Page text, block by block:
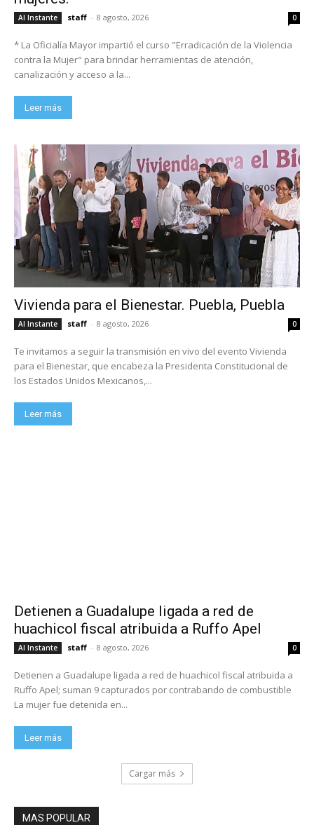
Al Instante staff - 8 agosto, 2026 0
* La Oficialía Mayor impartió el curso "Erradicación de la Violencia
contra la Mujer" para brindar herramientas de atención,
canalización y acceso a la...
Leer más
Vivienda para el Bienestar. Puebla, Puebla
Al Instante staff - 8 agosto, 2026 0
Te invitamos a seguir la transmisión en vivo del evento Vivienda
para el Bienestar, que encabeza la Presidenta Constitucional de
los Estados Unidos Mexicanos,...
Leer más
Detienen a Guadalupe ligada a red de
huachicol fiscal atribuida a Ruffo Apel
Al Instante staff - 8 agosto, 2026 0
Detienen a Guadalupe ligada a red de huachicol fiscal atribuida a
Ruffo Apel; suman 9 capturados por contrabando de combustible
La mujer fue detenida en...
Leer más
Cargar más
MAS POPULAR